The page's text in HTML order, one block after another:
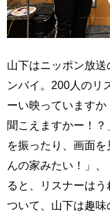
山下はニッポン放
ンバイ。200人のリ
ーい映っています
聞こえますかー！
を振ったり、画面
んの家みたい！」
ると、リスナーは
ついて、山下は趣